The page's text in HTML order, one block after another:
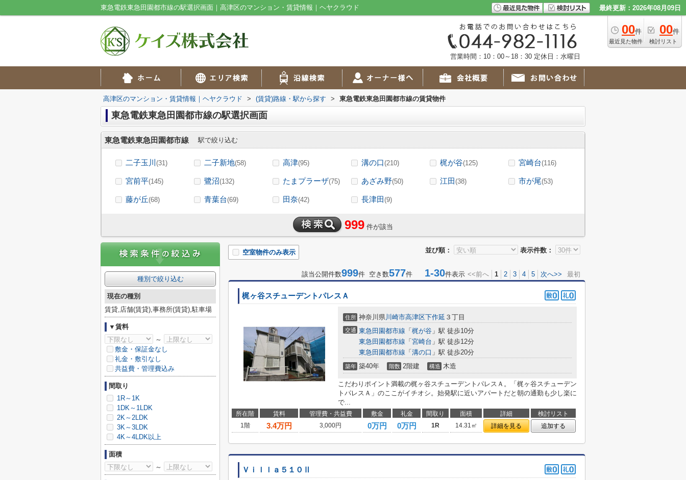
東急電鉄東急田園都市線の駅選択画面｜高津区のマンション・賃貸情報｜ヘヤクラウド 最終更新：2026年08月09日
00件
最近見た物件
00件
検討リスト
営業時間：10：00～18：30 定休日：水曜日
高津区のマンション・賃貸情報｜ヘヤクラウド > (賃貸)路線・駅から探す > 東急電鉄東急田園都市線の賃貸物件
東急電鉄東急田園都市線の駅選択画面
東急電鉄東急田園都市線 駅で絞り込む
二子玉川 (31) 二子新地(58) 高津(95) 溝の口(210) 梶が谷(125) 宮崎台(116)
宮前平(145) 鷺沼(132) たまプラーザ(75) あざみ野(50) 江田(38) 市が尾(53)
藤が丘(68) 青葉台(69) 田奈(42) 長津田(9)
999 件が該当
並び順： 表示件数：
空室物件のみ表示
該当公開件数999件 空き数577件 1-30件表示 <<前へ 1 2 3 4 5 次へ>> 最初
梶ヶ谷スチューデントパレスＡ
住所 神奈川県川崎市高津区下作延 ３丁目
交通 東急田園都市線 「 梶が谷 」駅 徒歩10分
東急田園都市線 「 宮崎台 」駅 徒歩12分
東急田園都市線 「 溝の口 」駅 徒歩20分
築年 築40年 階数 2階建 構造 木造
こだわりポイント満載の梶ヶ谷スチューデントパレスＡ。「梶ヶ谷スチューデン
トパレスＡ」のここがイチオシ。始発駅に近いアパートだと朝の通勤も少し楽に
で...
所在階 賃料 管理費・共益費 敷金 礼金 間取り 面積 詳細
検討リスト
1階
3.4万円 3,000円 0万円 0万円 1R 14.31㎡ 詳細を見る 追加する
Ｖｉｌｌａ５１０Ⅱ
種別で絞り込む
現在の種別
賃貸,店舗(賃貸),事務所(賃貸),駐車場
▼賃料
～
敷金・保証金なし
礼金・敷引なし
共益費・管理費込み
間取り
1R～1K
1DK～1LDK
2K～2LDK
3K～3LDK
4K～4LDK以上
面積
～